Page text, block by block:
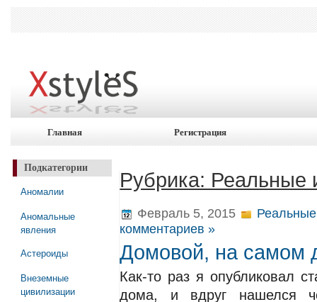
Главная Регистрация
Подкатегории
Аномалии
Аномальные
явления
Астероиды
Внеземные
цивилизации
Рубрика: Реальные
Февраль 5, 2015
комментариев »
Домовой, на самом
Как-то раз я опубликовал
дома, и вдруг нашелся